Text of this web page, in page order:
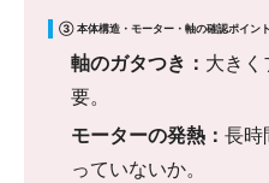
③ 本体構造・モーター・軸の確認ポイント
軸のガタつき： 大き
要。
モーターの発熱： 長時
っていないか。